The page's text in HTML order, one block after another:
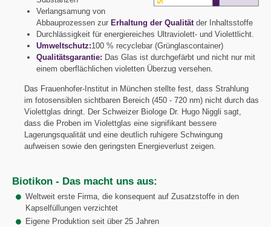
Verlangsamung von
Abbauprozessen zur Erhaltung der Qualitätder Inhaltsstoffe
Durchlässigkeit für energiereiches Ultraviolett- und Violettlicht.
Umweltschutz:100 % recyclebar (Grünglascontainer)
Qualitätsgarantie: Das Glas ist durchgefärbt und nicht nur mit
einem oberflächlichen violetten Überzug versehen.
Das Frauenhofer-Institut in München stellte fest, dass Strahlung
im fotosensiblen sichtbaren Bereich (450 - 720 nm) nicht durch das
Violettglas dringt. Der Schweizer Biologe Dr. Hugo Niggli sagt,
dass die Proben im Violettglas eine signifikant bessere
Lagerungsqualität und eine deutlich ruhigere Schwingung
aufweisen sowie den geringsten Energieverlust zeigen.
Biotikon - Das macht uns aus:
Weltweit erste Firma, die konsequent auf Zusatzstoffe in den
Kapselfüllungen verzichtet
Eigene Produktion seit über 25 Jahren